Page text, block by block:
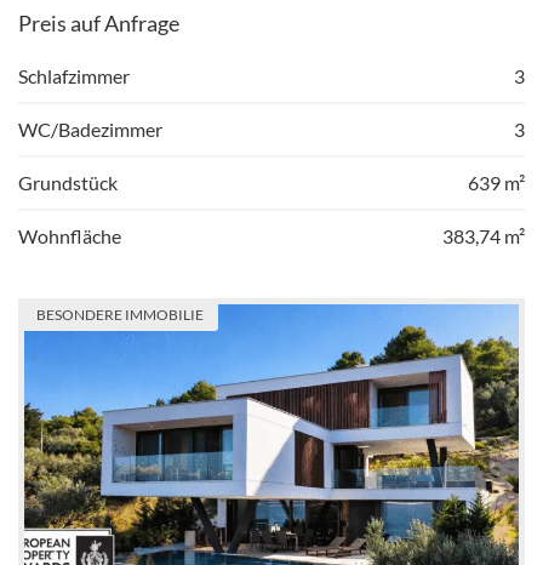
Preis auf Anfrage
Schlafzimmer 3
WC/Badezimmer 3
Grundstück 639 m²
Wohnfläche 383,74 m²
BESONDERE IMMOBILIE